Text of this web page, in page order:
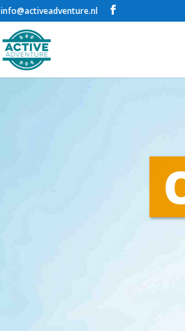
info@activeadventure.nl